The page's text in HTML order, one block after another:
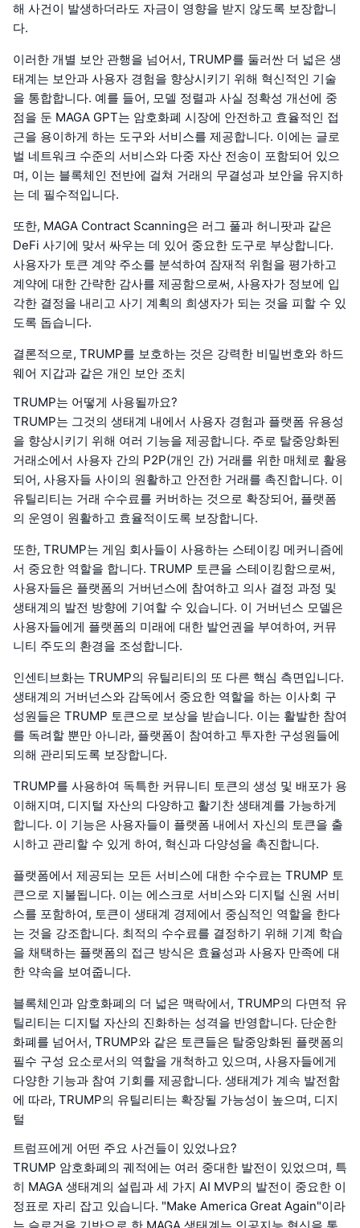
해 사건이 발생하더라도 자금이 영향을 받지 않도록 보장합니
다.
이러한 개별 보안 관행을 넘어서, TRUMP를 둘러싼 더 넓은 생
태계는 보안과 사용자 경험을 향상시키기 위해 혁신적인 기술
을 통합합니다. 예를 들어, 모델 정렬과 사실 정확성 개선에 중
점을 둔 MAGA GPT는 암호화폐 시장에 안전하고 효율적인 접
근을 용이하게 하는 도구와 서비스를 제공합니다. 이에는 글로
벌 네트워크 수준의 서비스와 다중 자산 전송이 포함되어 있으
며, 이는 블록체인 전반에 걸쳐 거래의 무결성과 보안을 유지하
는 데 필수적입니다.
또한, MAGA Contract Scanning은 러그 풀과 허니팟과 같은
DeFi 사기에 맞서 싸우는 데 있어 중요한 도구로 부상합니다.
사용자가 토큰 계약 주소를 분석하여 잠재적 위험을 평가하고
계약에 대한 간략한 감사를 제공함으로써, 사용자가 정보에 입
각한 결정을 내리고 사기 계획의 희생자가 되는 것을 피할 수 있
도록 돕습니다.
결론적으로, TRUMP를 보호하는 것은 강력한 비밀번호와 하드
웨어 지갑과 같은 개인 보안 조치
TRUMP는 어떻게 사용될까요?
TRUMP는 그것의 생태계 내에서 사용자 경험과 플랫폼 유용성
을 향상시키기 위해 여러 기능을 제공합니다. 주로 탈중앙화된
거래소에서 사용자 간의 P2P(개인 간) 거래를 위한 매체로 활용
되어, 사용자들 사이의 원활하고 안전한 거래를 촉진합니다. 이
유틸리티는 거래 수수료를 커버하는 것으로 확장되어, 플랫폼
의 운영이 원활하고 효율적이도록 보장합니다.
또한, TRUMP는 게임 회사들이 사용하는 스테이킹 메커니즘에
서 중요한 역할을 합니다. TRUMP 토큰을 스테이킹함으로써,
사용자들은 플랫폼의 거버넌스에 참여하고 의사 결정 과정 및
생태계의 발전 방향에 기여할 수 있습니다. 이 거버넌스 모델은
사용자들에게 플랫폼의 미래에 대한 발언권을 부여하여, 커뮤
니티 주도의 환경을 조성합니다.
인센티브화는 TRUMP의 유틸리티의 또 다른 핵심 측면입니다.
생태계의 거버넌스와 감독에서 중요한 역할을 하는 이사회 구
성원들은 TRUMP 토큰으로 보상을 받습니다. 이는 활발한 참여
를 독려할 뿐만 아니라, 플랫폼이 참여하고 투자한 구성원들에
의해 관리되도록 보장합니다.
TRUMP를 사용하여 독특한 커뮤니티 토큰의 생성 및 배포가 용
이해지며, 디지털 자산의 다양하고 활기찬 생태계를 가능하게
합니다. 이 기능은 사용자들이 플랫폼 내에서 자신의 토큰을 출
시하고 관리할 수 있게 하여, 혁신과 다양성을 촉진합니다.
플랫폼에서 제공되는 모든 서비스에 대한 수수료는 TRUMP 토
큰으로 지불됩니다. 이는 에스크로 서비스와 디지털 신원 서비
스를 포함하여, 토큰이 생태계 경제에서 중심적인 역할을 한다
는 것을 강조합니다. 최적의 수수료를 결정하기 위해 기계 학습
을 채택하는 플랫폼의 접근 방식은 효율성과 사용자 만족에 대
한 약속을 보여줍니다.
블록체인과 암호화폐의 더 넓은 맥락에서, TRUMP의 다면적 유
틸리티는 디지털 자산의 진화하는 성격을 반영합니다. 단순한
화폐를 넘어서, TRUMP와 같은 토큰들은 탈중앙화된 플랫폼의
필수 구성 요소로서의 역할을 개척하고 있으며, 사용자들에게
다양한 기능과 참여 기회를 제공합니다. 생태계가 계속 발전함
에 따라, TRUMP의 유틸리티는 확장될 가능성이 높으며, 디지
털
트럼프에게 어떤 주요 사건들이 있었나요?
TRUMP 암호화폐의 궤적에는 여러 중대한 발전이 있었으며, 특
히 MAGA 생태계의 설립과 세 가지 AI MVP의 발전이 중요한 이
정표로 자리 잡고 있습니다. "Make America Great Again"이라